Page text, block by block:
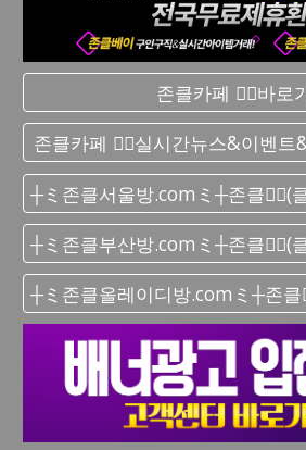
존클카페 ❤️‍🔥바로
존클카페 ❤️‍🔥실시간 뉴스&이벤